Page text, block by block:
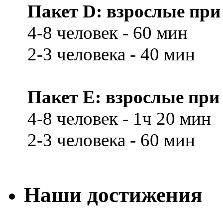
Пакет D: взрослые
4-8 человек - 60 мин
2-3 человека - 40 мин
Пакет E: взрослые при
4-8 человек - 1ч 20 мин
2-3 человека - 60 мин
Наши достижения